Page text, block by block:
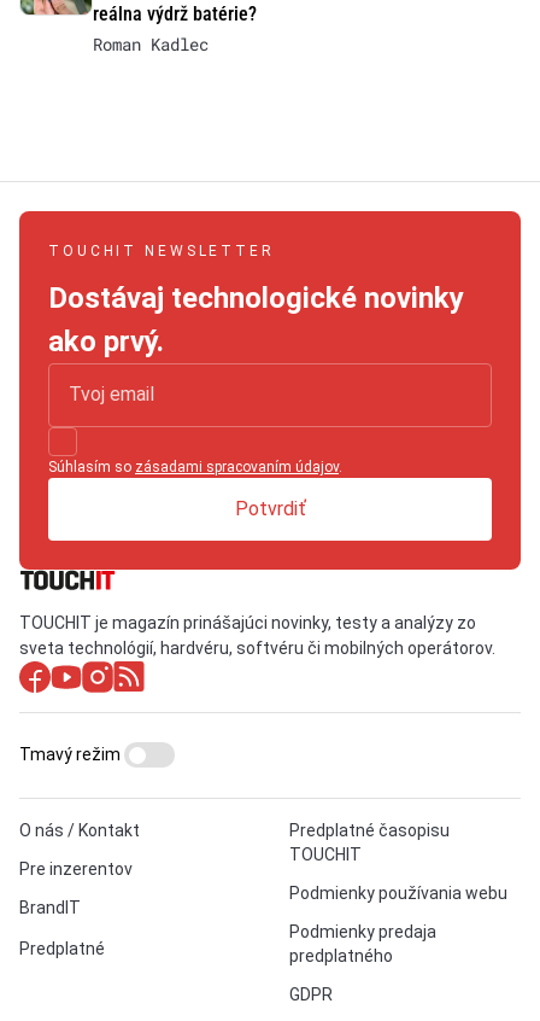
reálna výdrž batérie?
Roman Kadlec
TOUCHIT NEWSLETTER
Dostávaj technologické novinky
ako prvý.
Súhlasím so zásadami spracovaním údajov.
Potvrdiť
TOUCHIT je magazín prinášajúci novinky, testy a analýzy zo
sveta technológií, hardvéru, softvéru či mobilných operátorov.
O nás / Kontakt
Pre inzerentov
BrandIT
Predplatné
Predplatné časopisu
TOUCHIT
Podmienky používania webu
Podmienky predaja
predplatného
GDPR
Tmavý režim